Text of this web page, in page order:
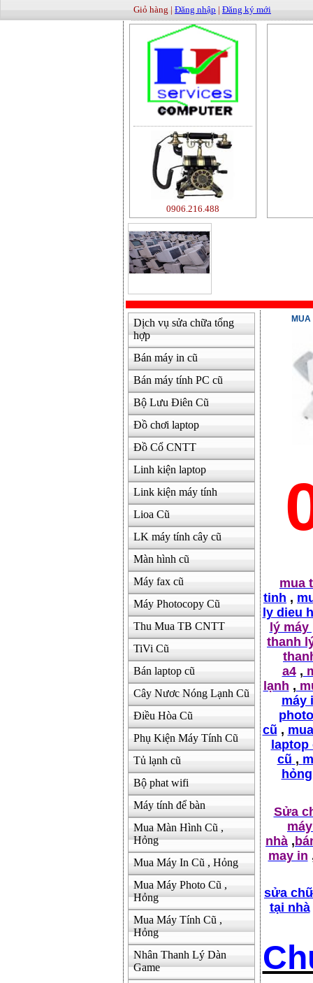
Giỏ hàng | Đăng nhập | Đăng ký mới
0906.216.488
Dịch vụ sửa chữa tổng
hợp
Bán máy in cũ
Bán máy tính PC cũ
Bộ Lưu Điên Cũ
Đồ chơi laptop
Đồ Cổ CNTT
Linh kiện laptop
Link kiện máy tính
Lioa Cũ
LK máy tính cây cũ
Màn hình cũ
Máy fax cũ
Máy Photocopy Cũ
Thu Mua TB CNTT
TiVi Cũ
Bán laptop cũ
Cây Nươc Nóng Lạnh Cũ
Điều Hòa Cũ
Phụ Kiện Máy Tính Cũ
Tủ lạnh cũ
Bộ phat wifi
Máy tính để bàn
Mua Màn Hình Cũ ,
Hỏng
Mua Máy In Cũ , Hỏng
Mua Máy Photo Cũ ,
Hỏng
Mua Máy Tính Cũ ,
Hỏng
Nhân Thanh Lý Dàn
Game
MUA
mua
tinh ,
ly dieu
lý
thanh
a4,
lạnh ,
máy
cũ ,
laptop
cũ ,
hỏng
Sửa
nhà ,
may in
sửa
tại nhà